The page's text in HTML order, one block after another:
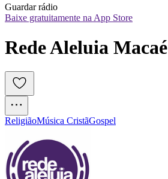
Guardar rádio
Baixe gratuitamente na App Store
Rede Aleluia Macaé
ReligiãoMúsica CristãGospel